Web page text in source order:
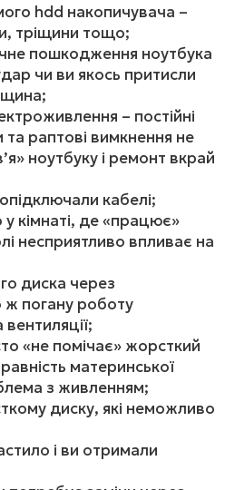
hdd накопичувача –
тріщини тощо;
пошкодження ноутбука
чи ви якось притисли
– постійні
раптові вимкнення не
ноутбуку і ремонт вкрай
кабелі;
кімнаті, де «працює»
несприятливо впливає на
диска через
ж погану роботу
«не помічає» жорсткий
материнської
з живленням;
диску, які неможливо
і ви отримали